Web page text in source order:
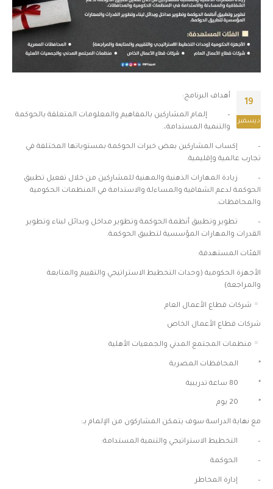
19
ديسمبر
أهداف البرنامج:
– إلمام المشاركين بالمفاهيم والمعلومات المتعلقة بالحوكمة
والتنمية المستدامة،.
– إكساب المشاركين بعض خبرات الحوكمة بمستوياتها المختلفة في
تجارب عالمية وإقليمية.
– زيادة المهارات الذهنية والمهنية للمشاركين من خلال تفعيل تطبيق
الحوكمة لدعم الشفافية والمساءلة والاستدامة في المنظمات الحكومية
والمحافظات.
– تطوير وتطبيق أنظمة الحوكمة وتطوير مداخل وبدائل لبناء وتطوير
القدرات والمهارات المؤسسية لتطبيق الحوكمة.
الفئات المستهدفة:
الأجهزة الحكومية (وحدات التخطيط الاستراتيجي والتقييم والمتابعة
والمراجعة)
شركات قطاع الأعمال العام
شركات قطاع الأعمال الخاص
منظمات المجتمع المدني والجمعيات الأهلية
* المحافظات المصرية
* 80 ساعة تدريبية
* 20 يوم
مع نهاية الدراسة سوف يتمكن المشاركون من الإلمام بـ:
– التخطيط الاستراتيجي والتنمية المستدامة:
– الحوكمة
– إدارة المخاطر